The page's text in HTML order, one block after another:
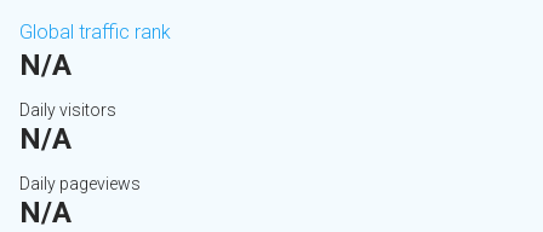
Global traffic rank
N/A
Daily visitors
N/A
Daily pageviews
N/A